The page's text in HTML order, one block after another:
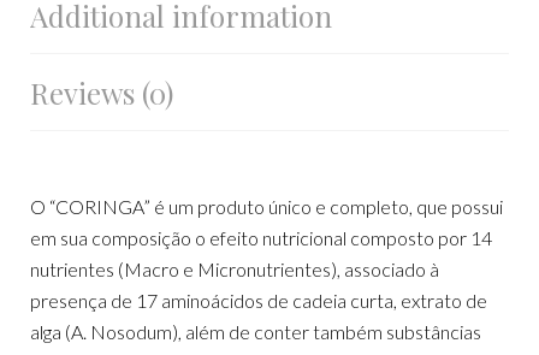
Additional information
Reviews (0)
O “CORINGA” é um produto único e completo, que possui
em sua composição o efeito nutricional composto por 14
nutrientes (Macro e Micronutrientes), associado à
presença de 17 aminoácidos de cadeia curta, extrato de
alga (A. Nosodum), além de conter também substâncias